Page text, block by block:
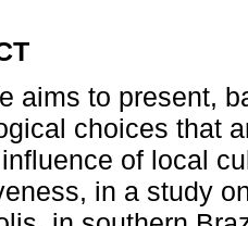
aims to present,
choices that
of local
in a study